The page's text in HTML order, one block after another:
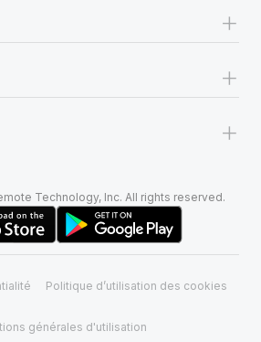
+
+
+
Technology, Inc. All rights reserved.
Politique d’utilisation des cookies
générales d'utilisation